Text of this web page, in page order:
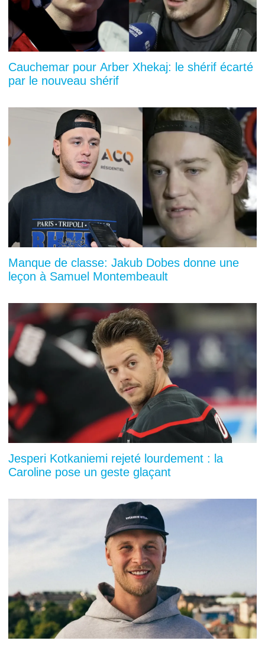
Cauchemar pour Arber Xhekaj: le shérif écarté
par le nouveau shérif
Manque de classe: Jakub Dobes donne une
leçon à Samuel Montembeault
Jesperi Kotkaniemi rejeté lourdement : la
Caroline pose un geste glaçant